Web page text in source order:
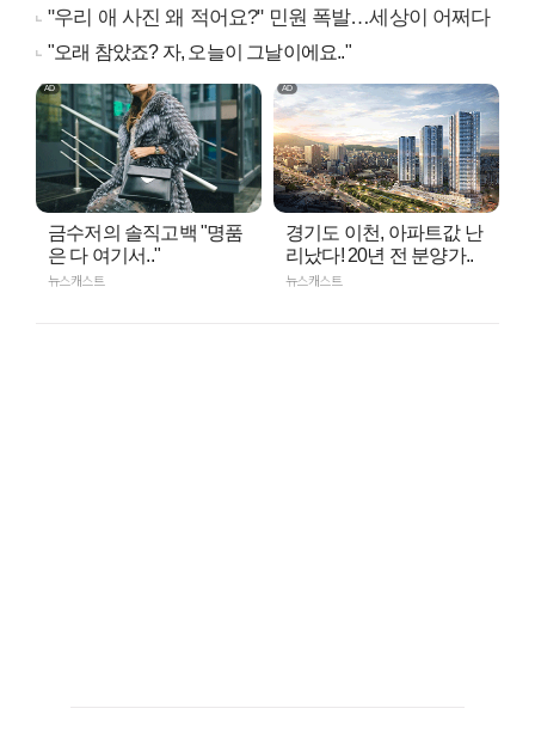
"우리 애 사진 왜 적어요?" 민원 폭발…세상이 어쩌다
"오래 참았죠? 자, 오늘이 그날이에요.."
금수저의 솔직고백 "명품
은 다 여기서.."
뉴스캐스트
경기도 이천, 아파트값 난
리났다! 20년 전 분양가..
뉴스캐스트